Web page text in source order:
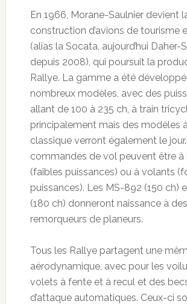
En 1966, Morane-Saulnier devient
construction d’avions de tourisme
(alias la Socata, aujourd’hui Daher-
depuis 2008), qui poursuit la
Rallye. La gamme a été
nombreux modèles, avec des
allant de 100 à 235 ch, à train
principalement mais des modèles
classique verront également le
commandes de vol peuvent être à
(faibles puissances) ou à volants
puissances). Les MS-892 (150 ch)
(180 ch) donneront naissance à
remorqueurs de planeurs.
Tous les Rallye partagent une
aérodynamique, avec pour les
volets à fente et à recul et des
d’attaque automatiques. Ceux-ci